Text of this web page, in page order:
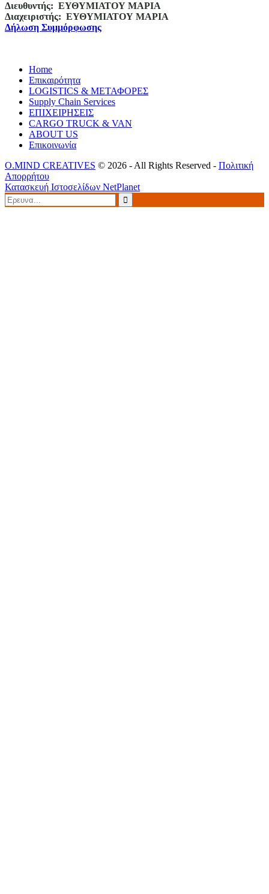
Διευθυντής: ΕΥΘΥΜΙΑΤΟΥ ΜΑΡΙΑ
Διαχειριστής: ΕΥΘΥΜΙΑΤΟΥ ΜΑΡΙΑ
Δήλωση Συμμόρφωσης
Home
Επικαιρότητα
LOGISTICS & ΜΕΤΑΦΟΡΕΣ
Supply Chain Services
ΕΠΙΧΕΙΡΗΣΕΙΣ
CARGO TRUCK & VAN
ABOUT US
Επικοινωνία
O.MIND CREATIVES © 2026 - All Rights Reserved - Πολιτική
Απορρήτου
Κατασκευή Ιστοσελίδων NetPlanet